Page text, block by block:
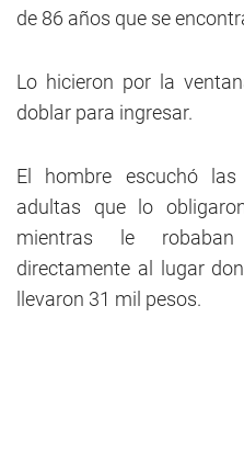
de 86 años que se
Lo hicieron por la
doblar para ingresar.
El hombre escuchó
adultas que lo
mientras le
directamente al lugar
llevaron 31 mil pesos.